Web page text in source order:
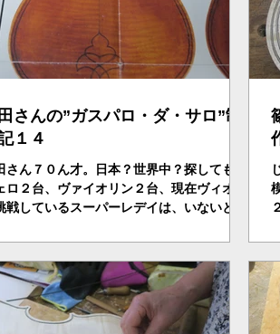
さんの”ガスパロ・ダ・サロ”制
１４
さん７０ん才。日本？世界中？探しても、
ロ２台、ヴァイオリン２台、現在ヴィオラ
戦しているスーパーレデイは、いないと思
デン・ラティオ（黄金比）を美術的感知で
えている。ダヴィンチのウィトルウィウス
体図の黄金比からヴ...